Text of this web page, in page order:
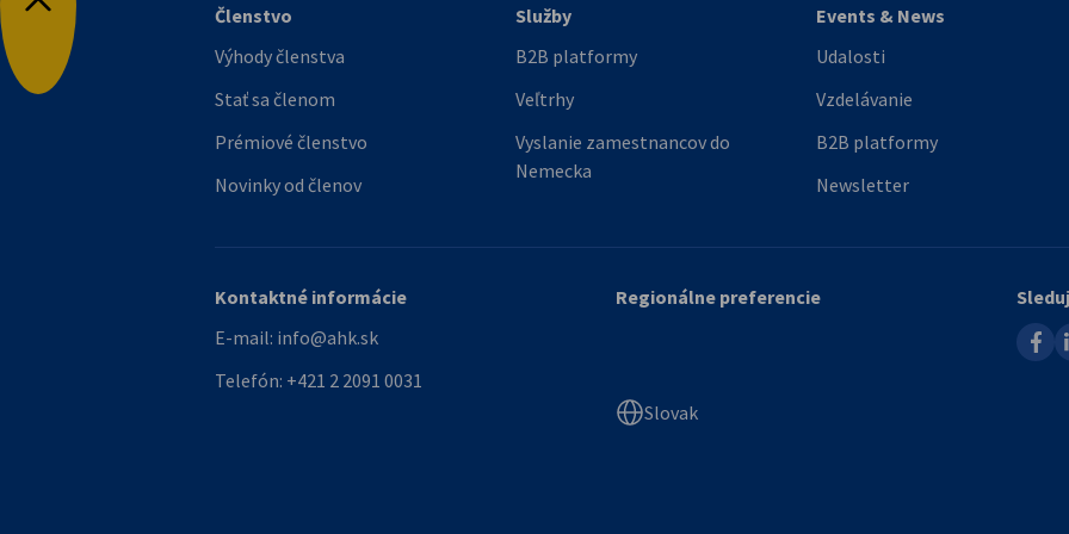
Späť na začiatok
Členstvo
Výhody členstva
Stať sa členom
Prémiové členstvo
Novinky od členov
Služby
B2B platformy
Veľtrhy
Vyslanie zamestnancov do
Nemecka
Events & News
Udalosti
Vzdelávanie
B2B platformy
Newsletter
Kontaktné informácie
E-mail: info@ahk.sk
Telefón: +421 2 2091 0031
Regionálne preferencie
Slovak